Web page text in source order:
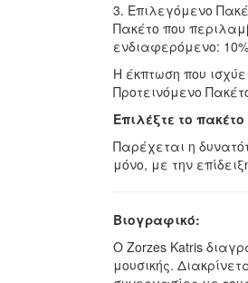
3. Επιλεγόμενο
Πακέτο που
ενδιαφερόμενο:
Η έκπτωση που
Προτεινόμενο
Επιλέξτε το
Παρέχεται η
μόνο, με την
Βιογραφικό:
Ο Zorzes Katris
μουσικής.